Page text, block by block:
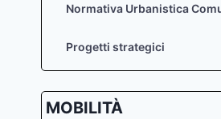
Normativa Urbanistica
Progetti strategici
MOBILITÀ